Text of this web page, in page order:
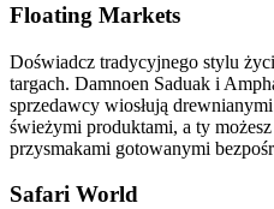
Floating Markets
Doświadcz tradycyjnego stylu
targach. Damnoen Saduak i
sprzedawcy wiosłują
świeżymi produktami, a ty
przysmakami gotowanymi
Safari World